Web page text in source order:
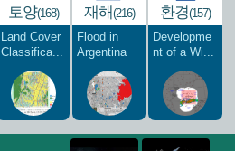
토양(168)
Land Cover
Classifica...
재해(216)
Flood in
Argentina
환경(157)
Developme
nt of a Wi...